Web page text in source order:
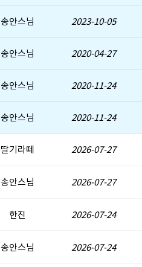
송안스님 2023-10-05
송안스님 2020-04-27
송안스님 2020-11-24
송안스님 2020-11-24
딸기라떼 2026-07-27
송안스님 2026-07-27
한진 2026-07-24
송안스님 2026-07-24